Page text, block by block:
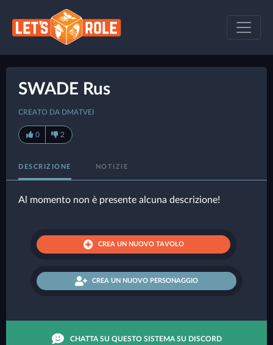
SWADE Rus
CREATO DA DMATVEI
0 2
DESCRIZIONE NOTIZIE
Al momento non è presente alcuna descrizione!
CREA UN NUOVO TAVOLO
CREA UN NUOVO PERSONAGGIO
CHATTA SU QUESTO SISTEMA SU DISCORD